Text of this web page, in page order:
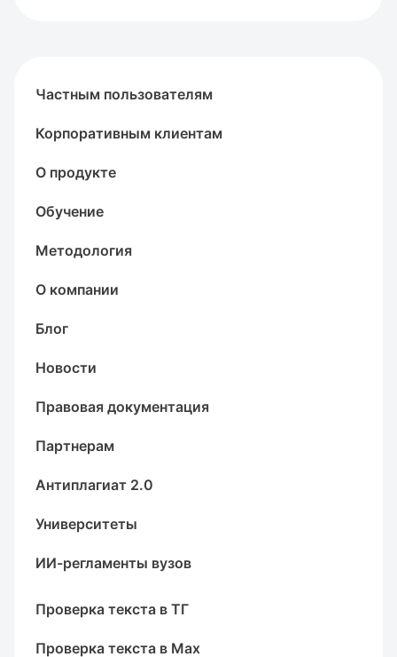
Частным пользователям
Корпоративным клиентам
О продукте
Обучение
Методология
О компании
Блог
Новости
Правовая документация
Партнерам
Антиплагиат 2.0
Университеты
ИИ-регламенты вузов
Проверка текста в ТГ
Проверка текста в Max